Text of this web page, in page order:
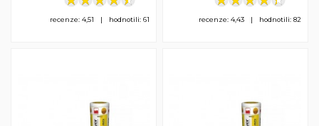
recenze: 4,51 | hodnotili: 61 recenze: 4,43 | hodnotili: 82